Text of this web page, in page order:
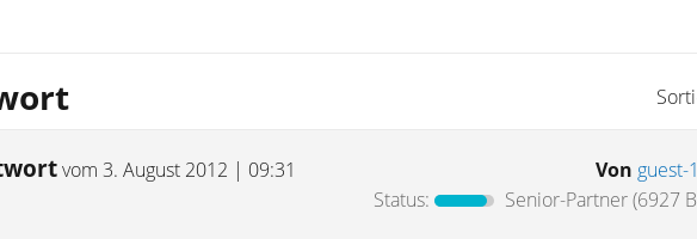
vom 3. August 2012 | 09:31 Von guest-
Status:
Senior-Partner(6927